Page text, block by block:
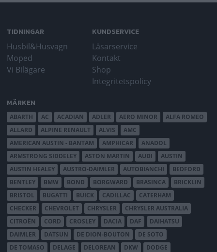
TIDNINGAR
Husbil&Husvagn
Moped
Vi Bilägare
KUNDSERVICE
Läsarservice
Kontakt
Shop
Integritetspolicy
MÄRKEN
ABARTH AC ACADIAN ADLER AERO MINOR
ALFA ROMEO
ALLARD
ALPINE RENAULT ALVIS
AMC
AMERICAN AUSTIN - BANTAM
AMPHICAR
ANADOL
ARMSTRONG SIDDELEY
ASTON MARTIN AUDI
AUSTIN
AUSTIN HEALEY
AUSTRO-DAIMLER AUTOBIANCHI
BEDFORD
BENTLEY
BMW BOND BORGWARD BRASINCA
BRICKLIN
BRISTOL
BUGATTI BUICK CADILLAC
CATERHAM
CHECKER
CHEVROLET CHRYSLER
CHRYSLER AUSTRALIA
CITROËN
CORD CROSLEY DACIA DAF
DAIHATSU
DAIMLER
DATSUN DE DION-BOUTON
DE SOTO
DE TOMASO
DELAGE DELOREAN DKW
DODGE